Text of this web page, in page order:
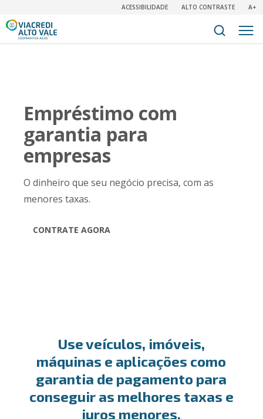
ACESSIBILIDADE ALTO CONTRASTE A+
Empréstimo com
garantia para
empresas
O dinheiro que seu negócio precisa, com as
menores taxas.
CONTRATE AGORA
Use veículos, imóveis,
máquinas e aplicações como
garantia de pagamento para
conseguir as melhores taxas e
juros menores.